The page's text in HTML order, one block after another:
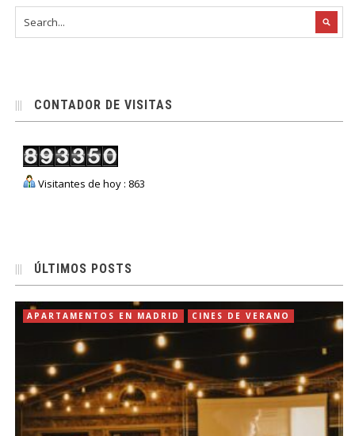
CONTADOR DE VISITAS
Visitantes de hoy : 863
ÚLTIMOS POSTS
APARTAMENTOS EN MADRID CINES DE VERANO